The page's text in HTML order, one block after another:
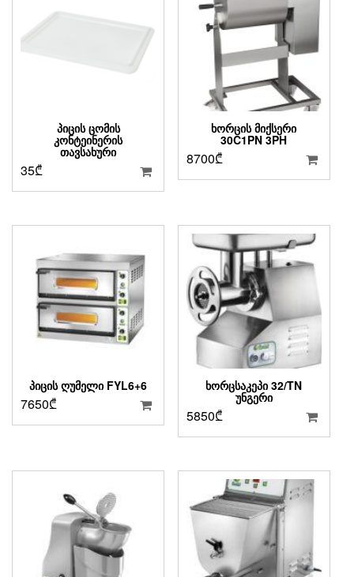
ᲞᲘᲪᲘᲡ ᲪᲝᲛᲘᲡ
ᲙᲝᲜᲢᲔᲘᲜᲔᲠᲘᲡ
ᲗᲐᲕᲡᲐᲮᲣᲠᲘ
35₾
ᲮᲝᲠᲪᲘᲡ ᲛᲘᲥᲡᲔᲠᲘ
30C1PN 3PH
8700₾
ᲞᲘᲪᲘᲡ ᲦᲣᲛᲔᲚᲘ FYL6+6
7650₾
ᲮᲝᲠᲪᲡᲐᲙᲔᲞᲘ 32/TN
ᲣᲜᲒᲔᲠᲘ
5850₾